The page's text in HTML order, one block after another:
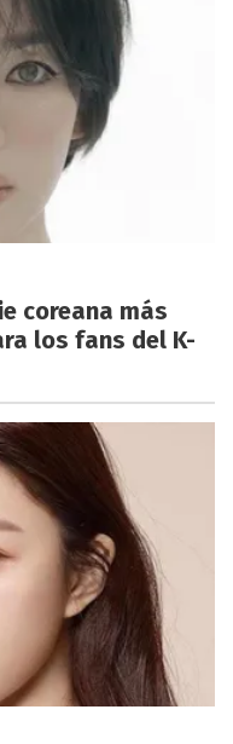
coreana más
los fans del K-